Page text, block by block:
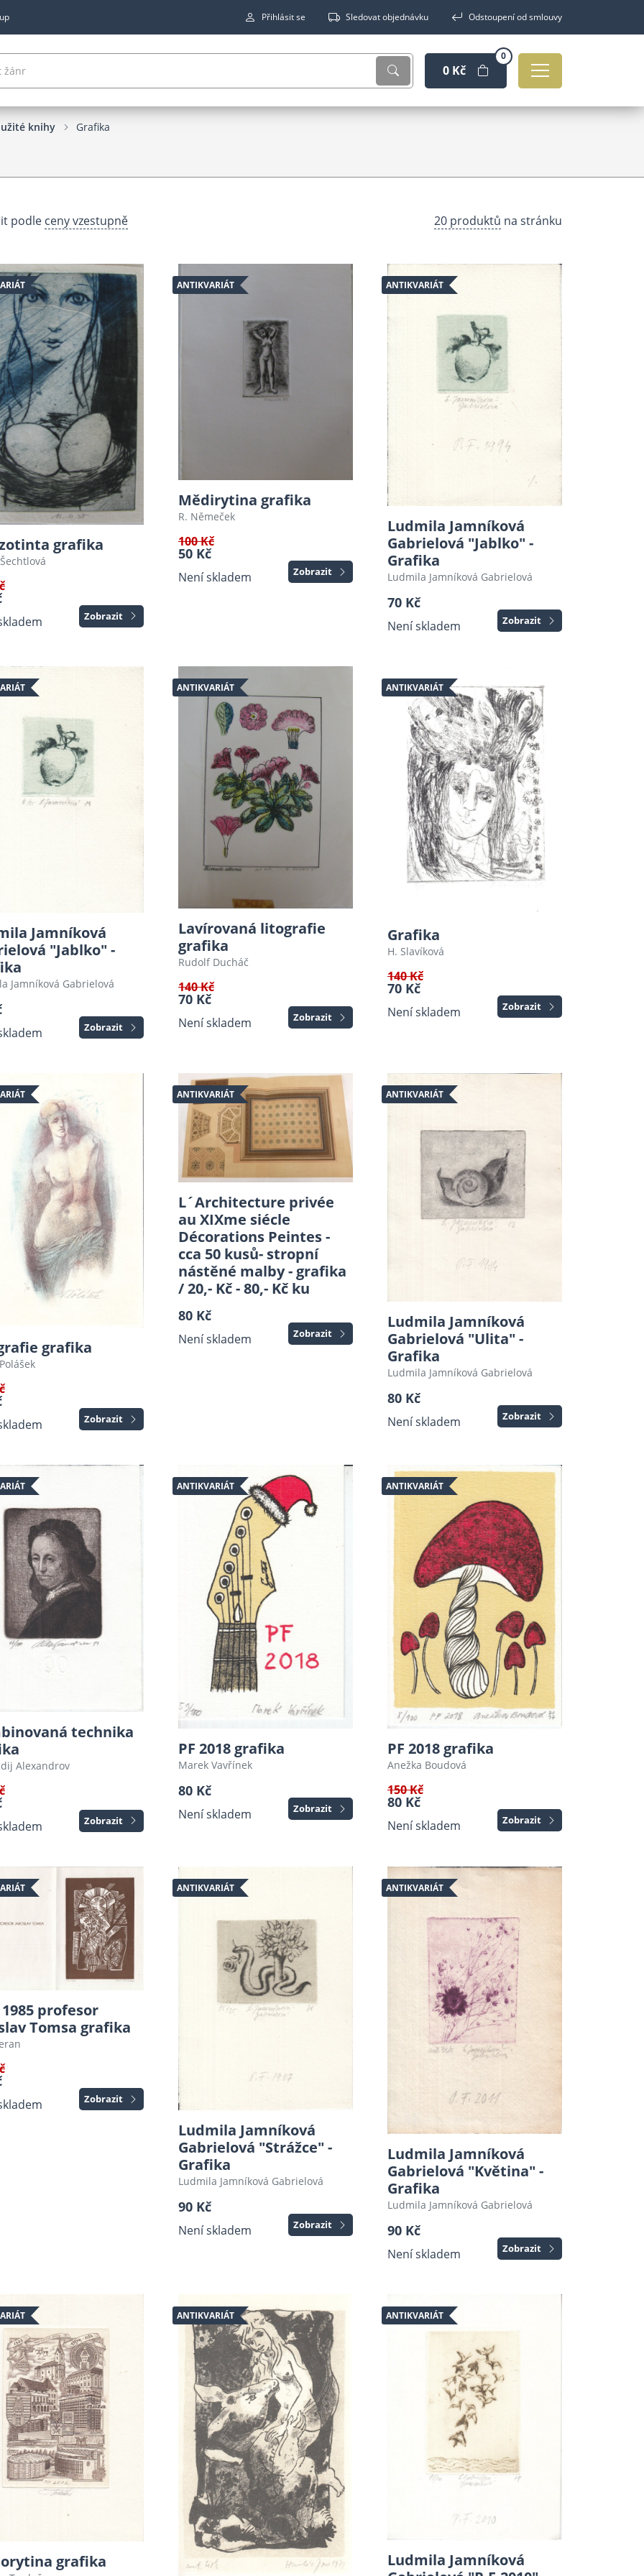
Přihlásit se Sledovat objednávku Odstoupení od smlouvy
0 Kč
0
knihy Grafika
podle ceny vzestupně 20 produktů na stránku
grafika
Zobrazit
ANTIKVARIÁT
Mědirytina grafika
R. Němeček
100 Kč
50 Kč
Není skladem Zobrazit
ANTIKVARIÁT
Ludmila Jamníková
Gabrielová "Jablko" -
Grafika
Ludmila Jamníková Gabrielová
70 Kč
Není skladem Zobrazit
Jamníková
"Jablko" -
Jamníková Gabrielová
Zobrazit
ANTIKVARIÁT
Lavírovaná litografie
grafika
Rudolf Ducháč
140 Kč
70 Kč
Není skladem Zobrazit
ANTIKVARIÁT
Grafika
H. Slavíková
140 Kč
70 Kč
Není skladem Zobrazit
grafika
Zobrazit
ANTIKVARIÁT
L´Architecture privée
au XIXme siécle
Décorations Peintes -
cca 50 kusů- stropní
nástěné malby - grafika
/ 20,- Kč - 80,- Kč ku
80 Kč
Není skladem Zobrazit
ANTIKVARIÁT
Ludmila Jamníková
Gabrielová "Ulita" -
Grafika
Ludmila Jamníková Gabrielová
80 Kč
Není skladem Zobrazit
technika
Alexandrov
Zobrazit
ANTIKVARIÁT
PF 2018 grafika
Marek Vavřínek
80 Kč
Není skladem Zobrazit
ANTIKVARIÁT
PF 2018 grafika
Anežka Boudová
150 Kč
80 Kč
Není skladem Zobrazit
1985 profesor
Tomsa grafika
Zobrazit
ANTIKVARIÁT
Ludmila Jamníková
Gabrielová "Strážce" -
Grafika
Ludmila Jamníková Gabrielová
90 Kč
Není skladem Zobrazit
ANTIKVARIÁT
Ludmila Jamníková
Gabrielová "Květina" -
Grafika
Ludmila Jamníková Gabrielová
90 Kč
Není skladem Zobrazit
grafika
ANTIKVARIÁT ANTIKVARIÁT
Ludmila Jamníková